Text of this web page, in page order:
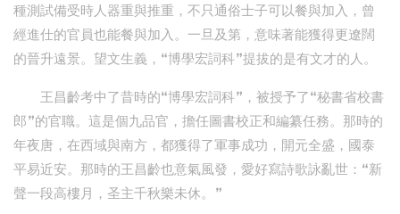
種測試備受時人器重與推重，不只通俗士子可以餐與加入，曾
經進仕的官員也能餐與加入。一旦及第，意味著能獲得更遼闊
的晉升遠景。望文生義，“博學宏詞科”提拔的是有文才的人。
王昌齡考中了昔時的“博學宏詞科”，被授予了“秘書省校書
郎”的官職。這是個九品官，擔任圖書校正和編纂任務。那時的
年夜唐，在西域與南方，都獲得了軍事成功，開元全盛，國泰
平易近安。那時的王昌齡也意氣風發，愛好寫詩歌詠亂世：“新
聲一段高樓月，圣主千秋樂未休。”